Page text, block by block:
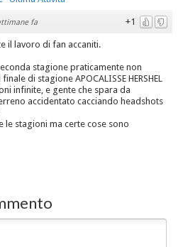
+1
fa
il lavoro di fan accaniti.
stagione praticamente non
di stagione APOCALISSE HERSHEL
infinite, e gente che spara da
accidentato cacciando headshots
le stagioni ma certe cose sono